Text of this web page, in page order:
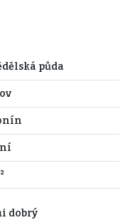
půda
dobrý